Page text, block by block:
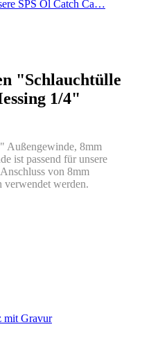
SPS Öl Catch Ca…
"Schlauchtülle
1/4"
Außengewinde, 8mm
ist passend für unsere
von 8mm
verwendet werden.